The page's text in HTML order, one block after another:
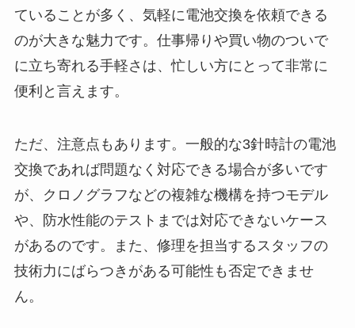
ていることが多く、気軽に電池交換を依頼できる
のが大きな魅力です。仕事帰りや買い物のついで
に立ち寄れる手軽さは、忙しい方にとって非常に
便利と言えます。
ただ、注意点もあります。 一般的な3針時計の電池
交換であれば問題なく対応できる場合が多いです
が、クロノグラフなどの複雑な機構を持つモデル
や、防水性能のテストまでは対応できないケース
があるのです。また、修理を担当するスタッフの
技術力にばらつきがある可能性も否定できませ
ん。